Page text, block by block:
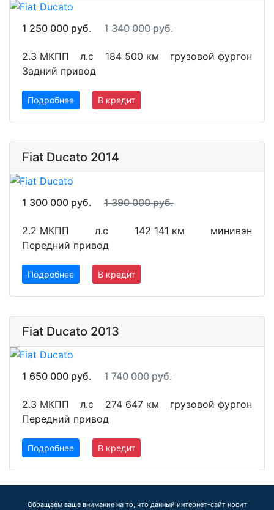
1 250 000 руб. 1 340 000 руб.
2.3 МКПП л.с 184 500 км
грузовой фургон
Задний привод
Подробнее В кредит
Fiat Ducato 2014
1 300 000 руб. 1 390 000 руб.
2.2 МКПП л.с 142 141 км
минивэн
Передний привод
Подробнее В кредит
Fiat Ducato 2013
1 650 000 руб. 1 740 000 руб.
2.3 МКПП л.с 274 647 км
грузовой фургон
Передний привод
Подробнее В кредит
Обращаем ваше внимание на то, что данный интернет-сайт носит